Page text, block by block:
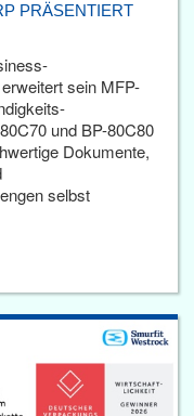
PRÄSENTIERT
sein MFP-
und BP-80C80
Dokumente,
selbst